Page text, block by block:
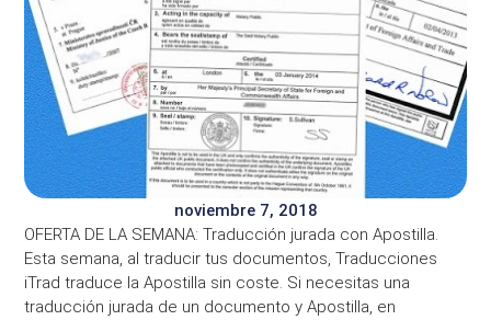
noviembre 7, 2018
OFERTA DE LA SEMANA: Traducción jurada con Apostilla.
Esta semana, al traducir tus documentos, Traducciones
iTrad traduce la Apostilla sin coste. Si necesitas una
traducción jurada de un documento y Apostilla, en